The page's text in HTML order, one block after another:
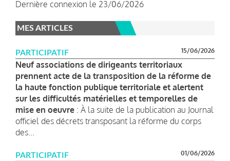
Dernière connexion le 23/06/2026
MES ARTICLES
PARTICIPATIF 15/06/2026
Neuf associations de dirigeants territoriaux
prennent acte de la transposition de la réforme de
la haute fonction publique territoriale et alertent
sur les difficultés matérielles et temporelles de
mise en oeuvre : À la suite de la publication au Journal
officiel des décrets transposant la réforme du corps
des...
PARTICIPATIF 01/06/2026